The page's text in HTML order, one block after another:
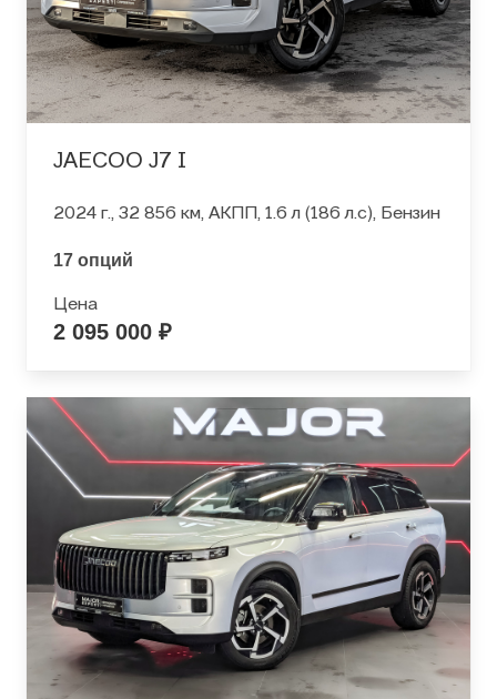
JAECOO J7 I
2024 г., 32 856 км, АКПП, 1.6 л (186 л.с), Бензин
17 опций
Цена
2 095 000 ₽